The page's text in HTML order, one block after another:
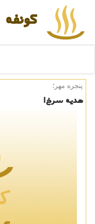
كونفه
پنجره مهر؛
هدیه سرخ!